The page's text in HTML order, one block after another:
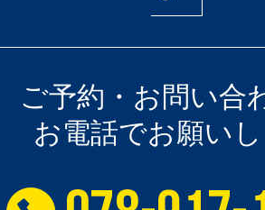
ご予約・お問い合
お電話でお願い